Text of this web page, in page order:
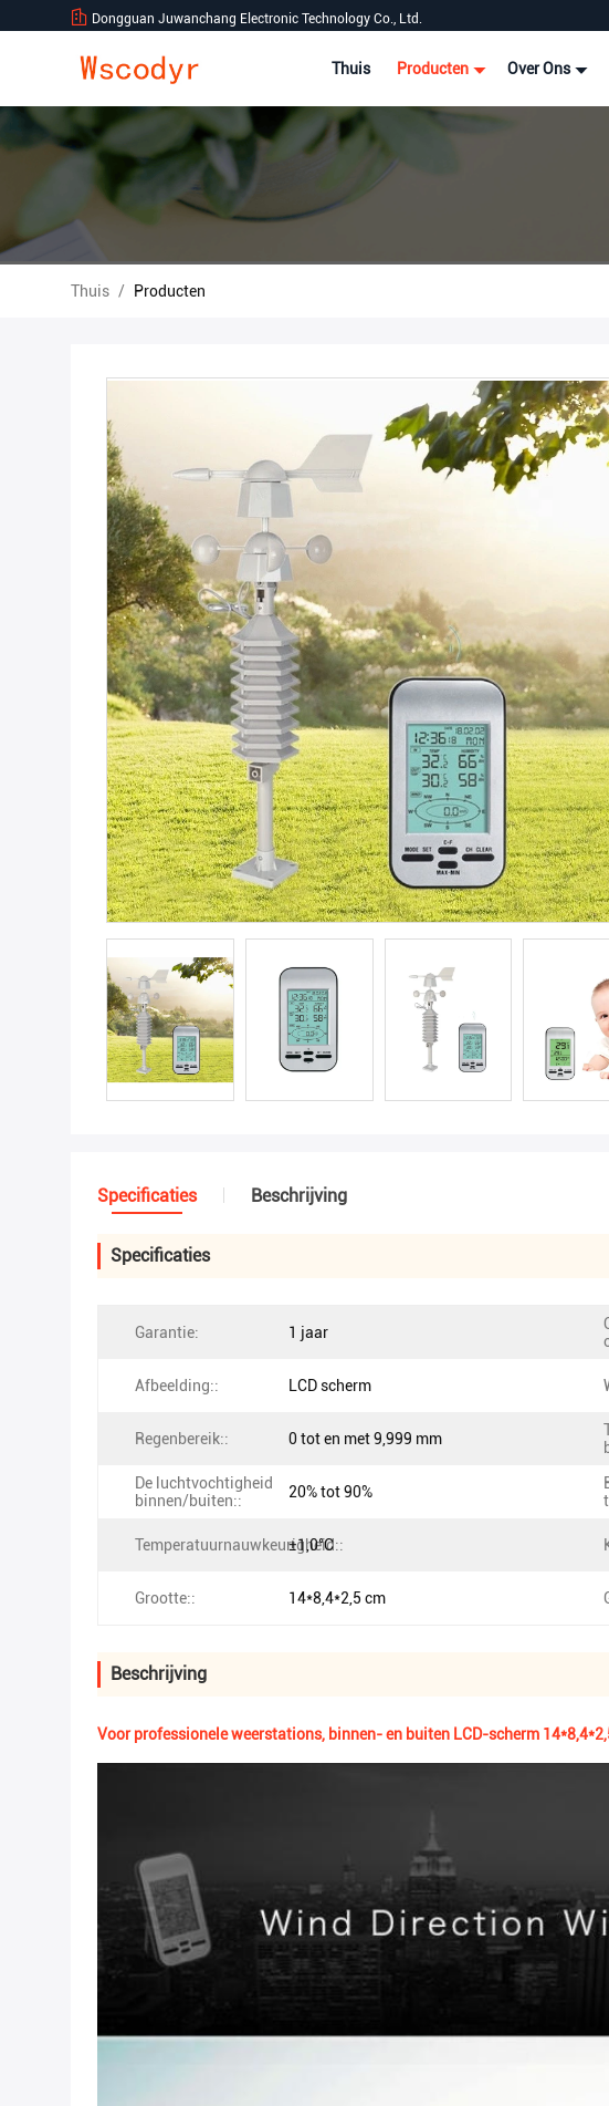
Dongguan Juwanchang Electronic Technology Co., Ltd.
Thuis Producten Over Ons
Thuis / Producten
Specificaties Beschrijving
Specificaties
Garantie: 1 jaar
Afbeelding:: LCD scherm
Regenbereik:: 0 tot en met 9,999 mm
De luchtvochtigheid
binnen/buiten::
20% tot 90%
Temperatuurnauwkeurigheid::
±1,0°C
Grootte:: 14*8,4*2,5 cm
Beschrijving
Voor professionele weerstations, binnen- en buiten LCD-scherm